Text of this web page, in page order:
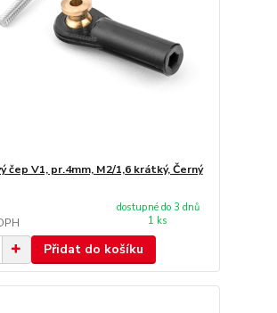
čep V1, pr.4mm, M2/1,6 krátký, Černý
dostupné do 3 dnů
1 ks
Přidat do košíku